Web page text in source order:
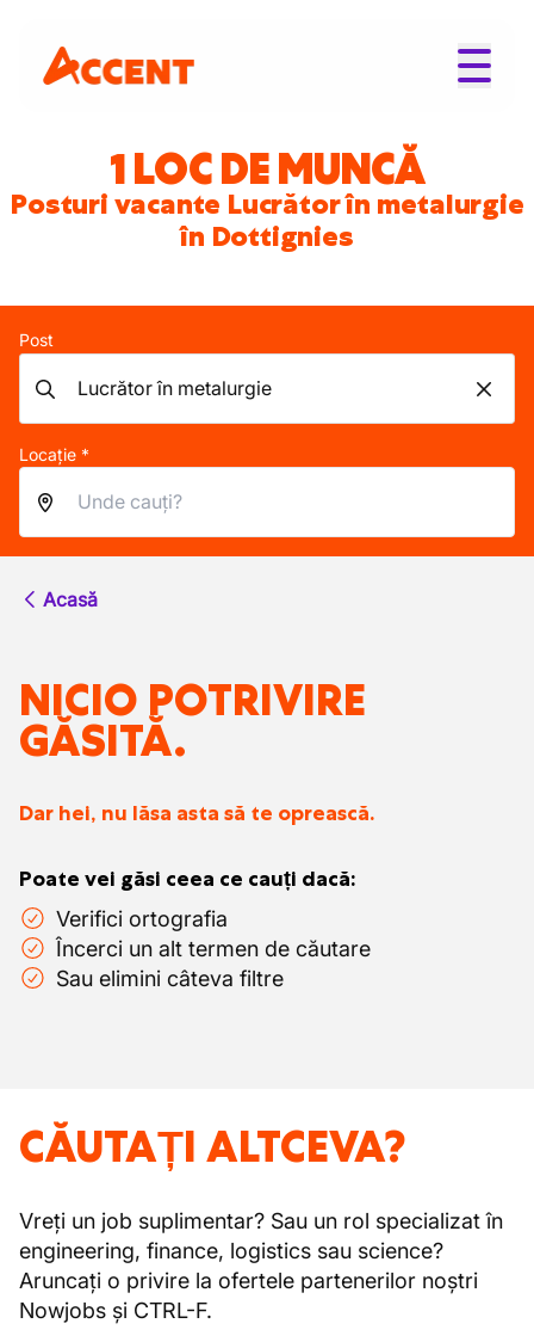
1 LOC DE MUNCĂ
Posturi vacante Lucrător în metalurgie
în Dottignies
Post
Locație *
Acasă
NICIO POTRIVIRE
GĂSITĂ.
Dar hei, nu lăsa asta să te oprească.
Poate vei găsi ceea ce cauți dacă:
Verifici ortografia
Încerci un alt termen de căutare
Sau elimini câteva filtre
CĂUTAȚI ALTCEVA?
Vreți un job suplimentar? Sau un rol specializat în
engineering, finance, logistics sau science?
Aruncați o privire la ofertele partenerilor noștri
Nowjobs și CTRL-F.